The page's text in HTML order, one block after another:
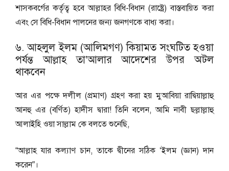
শাসকবর্গের কর্তৃত্ব হবে আল্লাহর বিধি-বিধান (রাষ্ট্রে) বাস্তবায়িত করা
এবং সে বিধি-বিধান পালনের জন্য জনগণকে বাধ্য করা।
৬. আহলুল ইলম (আলিমগণ) কিয়ামত সংঘটিত হওয়া
পর্যন্ত আল্লাহ তা’আলার আদেশের উপর অটল
থাকবেন
আর এর পক্ষে দলীল (প্রমাণ) গ্রহণ করা হয় মুআবিয়া রাদ্বিয়াল্লাহু
আনহু এর (বর্ণিত) হাদীস দ্বারা! তিনি বলেন, আমি নাবী ছল্লাল্লাহু
আলাইহি ওয়া সাল্লাম কে বলতে শুনেছি,
“আল্লাহ যার কল্যাণ চান, তাকে দ্বীনের সঠিক ‘ইলম (জ্ঞান) দান
করেন”।